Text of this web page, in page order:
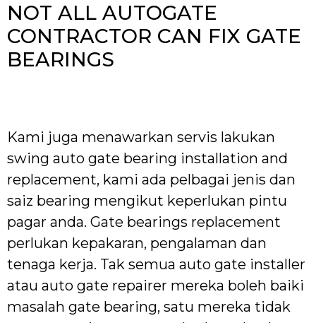
NOT ALL AUTOGATE
CONTRACTOR CAN FIX GATE
BEARINGS
Kami juga menawarkan servis lakukan
swing auto gate bearing installation and
replacement, kami ada pelbagai jenis dan
saiz bearing mengikut keperlukan pintu
pagar anda. Gate bearings replacement
perlukan kepakaran, pengalaman dan
tenaga kerja. Tak semua auto gate installer
atau auto gate repairer mereka boleh baiki
masalah gate bearing, satu mereka tidak